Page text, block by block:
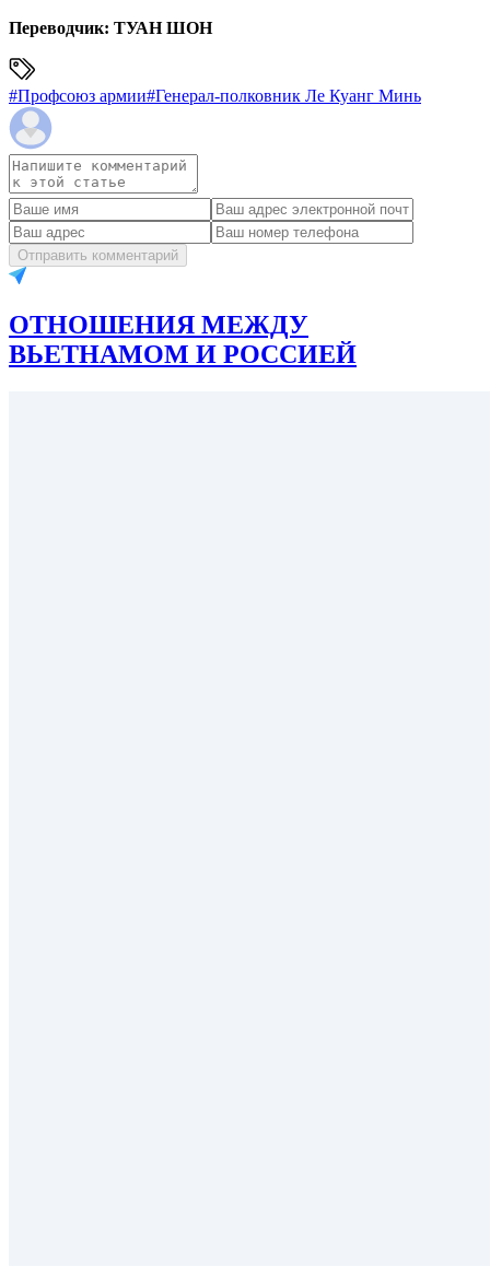
Переводчик: ТУАН ШОН
#Профсоюз армии#Генерал-полковник Ле Куанг Минь
Отправить комментарий
ОТНОШЕНИЯ МЕЖДУ
ВЬЕТНАМОМ И РОССИЕЙ